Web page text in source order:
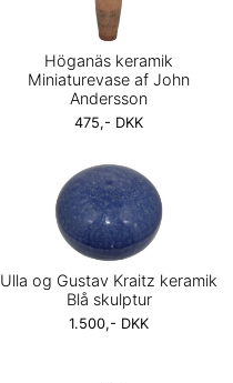
Höganäs keramik
Miniaturevase af John
Andersson
475,- DKK
Ulla og Gustav Kraitz keramik
Blå skulptur
1.500,- DKK